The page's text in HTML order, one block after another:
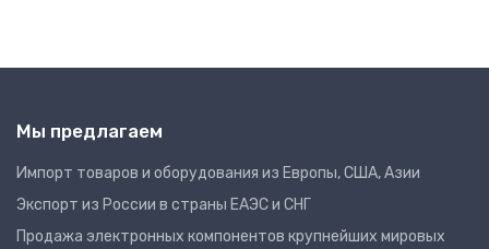
Мы предлагаем
Импорт товаров и оборудования из Европы, США, Азии
Экспорт из России в страны ЕАЭС и СНГ
Продажа электронных компонентов крупнейших мировых